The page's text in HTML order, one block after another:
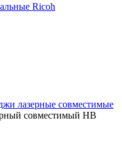
Ricoh
лазерные совместимые
совместимый HB